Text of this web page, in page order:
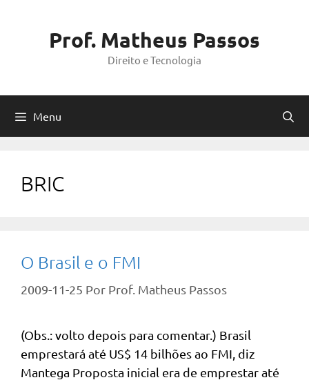
Prof. Matheus Passos
Direito e Tecnologia
Menu
BRIC
O Brasil e o FMI
2009-11-25 Por Prof. Matheus Passos
(Obs.: volto depois para comentar.) Brasil
emprestará até US$ 14 bilhões ao FMI, diz
Mantega Proposta inicial era de emprestar até